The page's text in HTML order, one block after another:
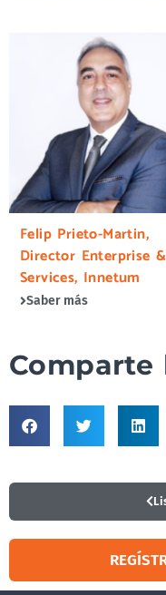
Felip Prieto-Martin,
Director Enterprise &
Services, Innetum
Saber más
Comparte